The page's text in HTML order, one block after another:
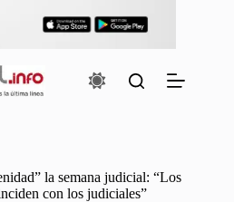
la semana judicial: “Los
con los judiciales”